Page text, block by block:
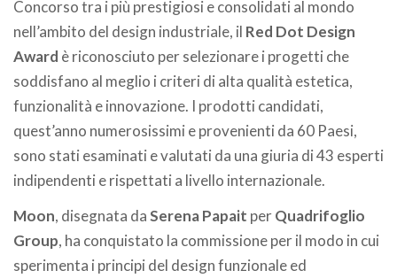
Concorso tra i più prestigiosi e consolidati al mondo
nell’ambito del design industriale, il Red Dot Design
Award è riconosciuto per selezionare i progetti che
soddisfano al meglio i criteri di alta qualità estetica,
funzionalità e innovazione. I prodotti candidati,
quest’anno numerosissimi e provenienti da 60 Paesi,
sono stati esaminati e valutati da una giuria di 43 esperti
indipendenti e rispettati a livello internazionale.
Moon, disegnata daSerena Papait perQuadrifoglio
Group, ha conquistato la commissione per il modo in cui
sperimenta i principi del design funzionale ed